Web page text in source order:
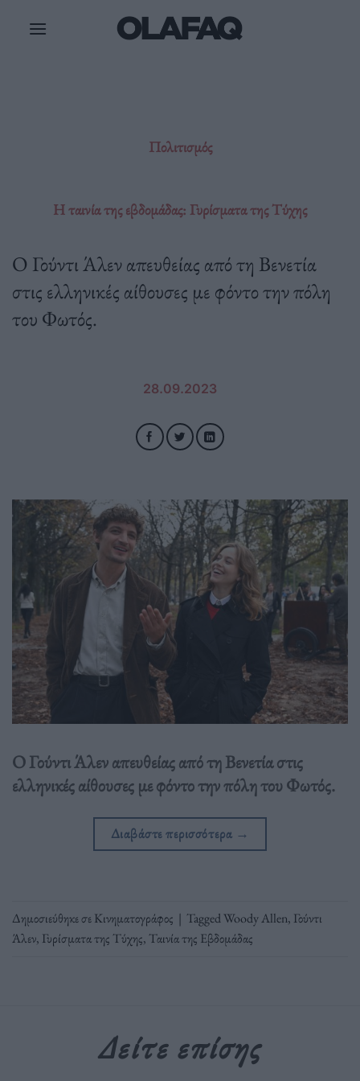
Πολιτισμός
H ταινία της εβδομάδας: Γυρίσματα της Τύχης
Ο Γούντι Άλεν απευθείας από τη Βενετία
στις ελληνικές αίθουσες με φόντο την πόλη
του Φωτός.
28.09.2023
Ο Γούντι Άλεν απευθείας από τη Βενετία στις
ελληνικές αίθουσες με φόντο την πόλη του Φωτός.
Διαβάστε περισσότερα →
Δημοσιεύθηκε σεΚινηματογράφος | TaggedWoody Allen, Γούντι
Άλεν, Γυρίσματα της Τύχης, Ταινία της Εβδομάδας
Δείτε επίσης